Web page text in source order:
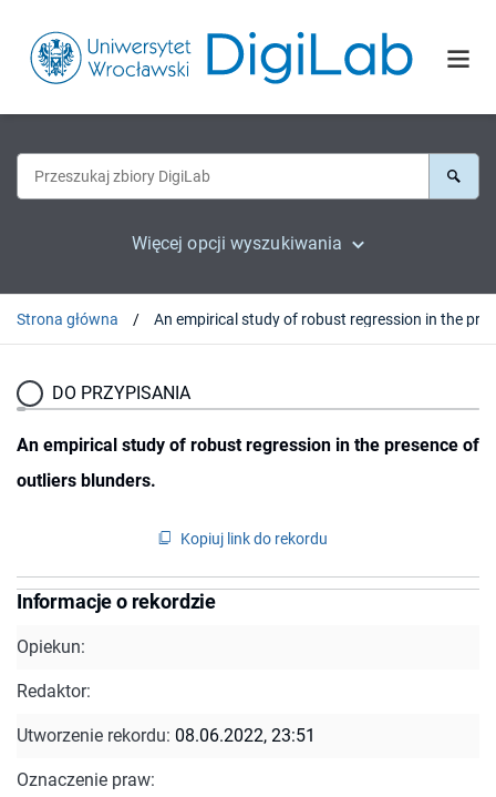
Więcej opcji wyszukiwania
Strona główna
DO PRZYPISANIA
An empirical study of robust regression in the presence of
outliers blunders.
Kopiuj link do rekordu
Informacje o rekordzie
Opiekun:
Redaktor:
Utworzenie rekordu: 08.06.2022, 23:51
Oznaczenie praw: